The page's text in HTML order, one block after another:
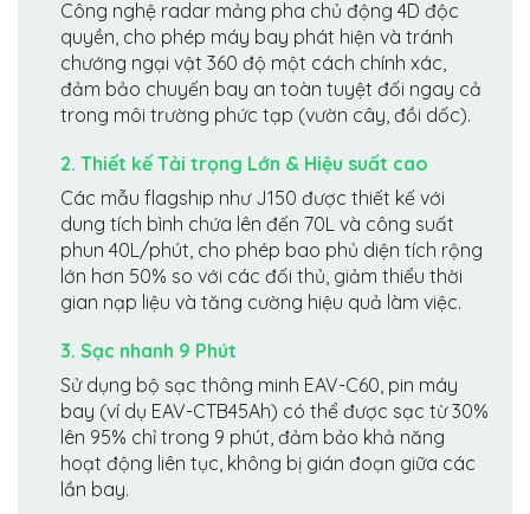
Công nghệ radar mảng pha chủ động 4D độc
quyền, cho phép máy bay phát hiện và tránh
chướng ngại vật 360 độ một cách chính xác,
đảm bảo chuyến bay an toàn tuyệt đối ngay cả
trong môi trường phức tạp (vườn cây, đồi dốc).
2. Thiết kế Tải trọng Lớn & Hiệu suất cao
Các mẫu flagship như J150 được thiết kế với
dung tích bình chứa lên đến 70L và công suất
phun 40L/phút, cho phép bao phủ diện tích rộng
lớn hơn 50% so với các đối thủ, giảm thiểu thời
gian nạp liệu và tăng cường hiệu quả làm việc.
3. Sạc nhanh 9 Phút
Sử dụng bộ sạc thông minh EAV-C60, pin máy
bay (ví dụ EAV-CTB45Ah) có thể được sạc từ 30%
lên 95% chỉ trong 9 phút, đảm bảo khả năng
hoạt động liên tục, không bị gián đoạn giữa các
lần bay.